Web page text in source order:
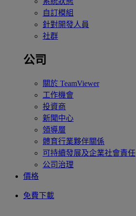
自訂模組
針對開發人員
社群
公司
關於 TeamViewer
工作機會
投資商
新聞中心
領導層
體育行業夥伴關係
可持續發展及企業社會責任
公司治理
價格
免費下載